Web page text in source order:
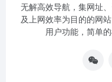
无解高效导航，集网址
及上网效率为目的的网
用户功能，简单